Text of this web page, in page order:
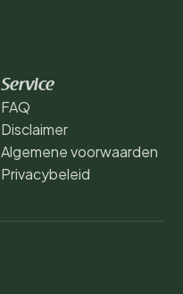
Service
FAQ
Disclaimer
Algemene voorwaarden
Privacybeleid